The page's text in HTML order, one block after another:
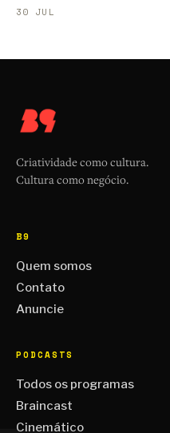
30 JUL
Criatividade como cultura.
Cultura como negócio.
B9
Quem somos
Contato
Anuncie
PODCASTS
Todos os programas
Braincast
Cinemático